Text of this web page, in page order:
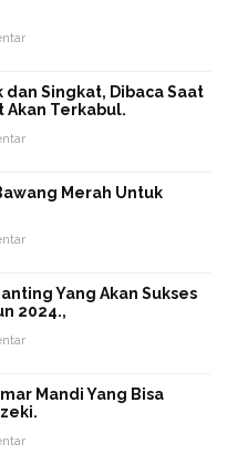
dan Singkat, Dibaca Saat
Akan Terkabul.
Merah Untuk
Yang Akan Sukses
2024.,
Mandi Yang Bisa